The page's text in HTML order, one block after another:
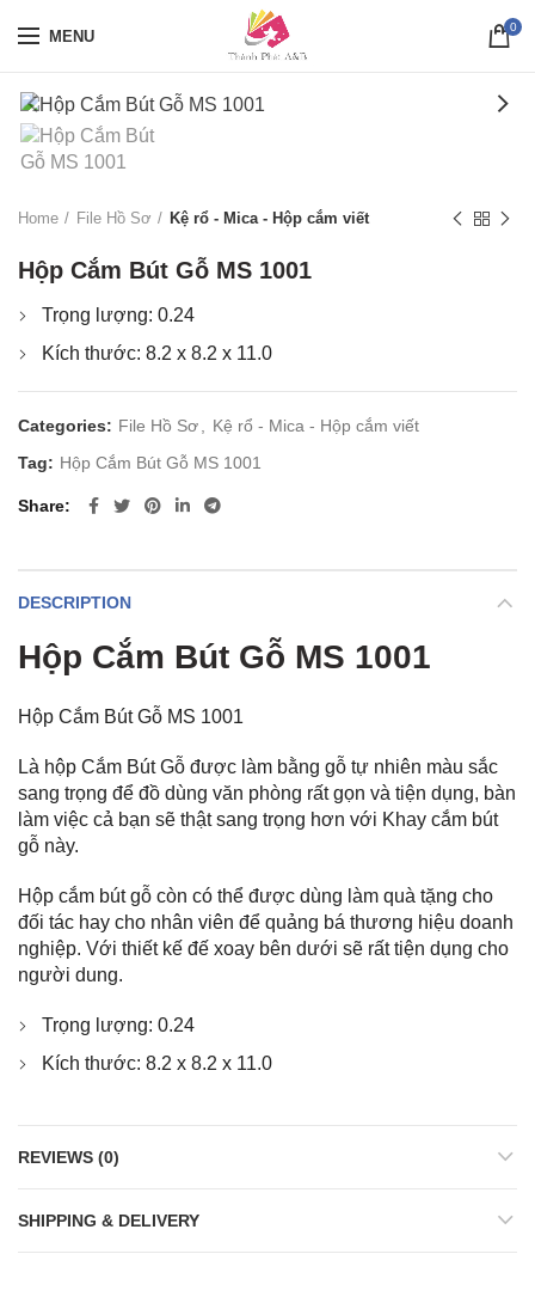
MENU 0
Home File Hồ Sơ Kệ rổ - Mica - Hộp cắm viết
Hộp Cắm Bút Gỗ MS 1001
Trọng lượng: 0.24
Kích thước: 8.2 x 8.2 x 11.0
Categories: File Hồ Sơ
Kệ rổ - Mica - Hộp cắm viết
Tag: Hộp Cắm Bút Gỗ MS 1001
Share
DESCRIPTION
Hộp Cắm Bút Gỗ MS 1001
Hộp Cắm Bút Gỗ MS 1001
Là hộp Cắm Bút Gỗ được làm bằng gỗ tự nhiên màu sắc
sang trọng để đồ dùng văn phòng rất gọn và tiện dụng, bàn
làm việc cả bạn sẽ thật sang trọng hơn với Khay cắm bút
gỗ này.
Hộp cắm bút gỗ còn có thể được dùng làm quà tặng cho
đối tác hay cho nhân viên để quảng bá thương hiệu doanh
nghiệp. Với thiết kế đế xoay bên dưới sẽ rất tiện dụng cho
người dung.
Trọng lượng: 0.24
Kích thước: 8.2 x 8.2 x 11.0
REVIEWS (0)
SHIPPING & DELIVERY